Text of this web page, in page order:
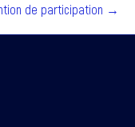
de participation →